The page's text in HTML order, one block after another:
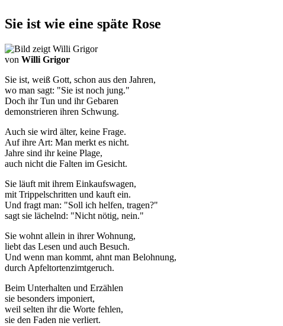
Sie ist wie eine späte Rose
von Willi Grigor
Sie ist, weiß Gott, schon aus den Jahren,
wo man sagt: "Sie ist noch jung."
Doch ihr Tun und ihr Gebaren
demonstrieren ihren Schwung.
Auch sie wird älter, keine Frage.
Auf ihre Art: Man merkt es nicht.
Jahre sind ihr keine Plage,
auch nicht die Falten im Gesicht.
Sie läuft mit ihrem Einkaufswagen,
mit Trippelschritten und kauft ein.
Und fragt man: "Soll ich helfen, tragen?"
sagt sie lächelnd: "Nicht nötig, nein."
Sie wohnt allein in ihrer Wohnung,
liebt das Lesen und auch Besuch.
Und wenn man kommt, ahnt man Belohnung,
durch Apfeltortenzimtgeruch.
Beim Unterhalten und Erzählen
sie besonders imponiert,
weil selten ihr die Worte fehlen,
sie den Faden nie verliert.